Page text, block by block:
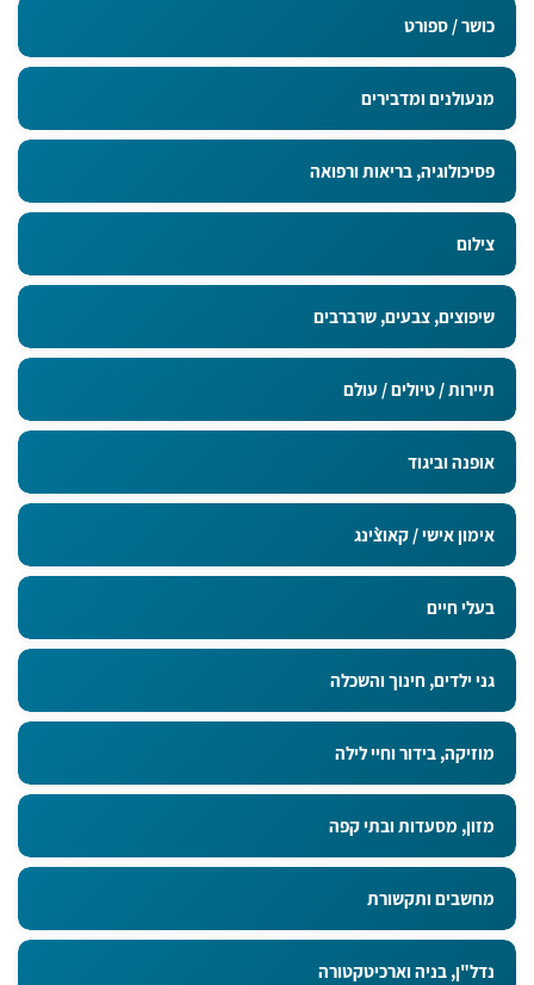
כושר / ספורט
מנעולנים ומדבירים
פסיכולוגיה, בריאות ורפואה
צילום
שיפוצים, צבעים, שרברבים
תיירות / טיולים / עולם
אופנה וביגוד
אימון אישי / קאוצ`ינג
בעלי חיים
גני ילדים, חינוך והשכלה
מוזיקה, בידור וחיי לילה
מזון, מסעדות ובתי קפה
מחשבים ותקשורת
נדל"ן, בניה וארכיטקטורה